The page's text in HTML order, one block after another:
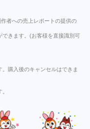
者への売上レポートの提供の
できます。(お客様を直接識別可
購入後のキャンセルはできま